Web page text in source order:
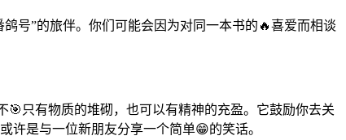
号”的旅伴。你们可能会因为对同一本书的🔥喜爱而相谈
🎯只有物质的堆砌，也可以有精神的充盈。它鼓励你去关
是与一位新朋友分享一个简单😁的笑话。